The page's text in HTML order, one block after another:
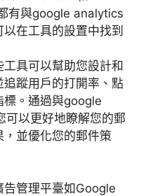
有與google analytics
在工具的設置中找到
具可以幫助您設計和
蹤用戶的打開率、點
標。通過與google
可以更好地瞭解您的郵
並優化您的郵件策
管理平臺如 Google